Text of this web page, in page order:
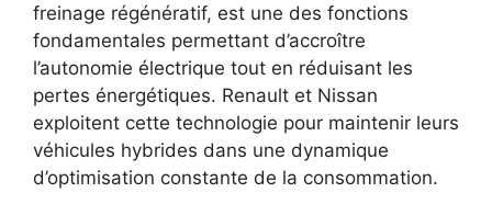
freinage régénératif, est une des fonctions
fondamentales permettant d’accroître
l’autonomie électrique tout en réduisant les
pertes énergétiques. Renault et Nissan
exploitent cette technologie pour maintenir leurs
véhicules hybrides dans une dynamique
d’optimisation constante de la consommation.